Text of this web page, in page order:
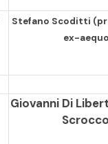
Stefano Scoditti
ex-
Giovanni Di